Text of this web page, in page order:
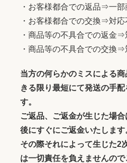
・お客様都合での返品⇒一
・お客様都合での交換⇒対応
・商品等の不具合での返金⇒
・商品等の不具合での交換⇒
当方の何らかのミスによる
きる限り最短にて発送の手
す。
ご返品、ご返金が生じた場
後にすぐにご返金いたします
その際それによって生じた2
は一切責任を負えませんの